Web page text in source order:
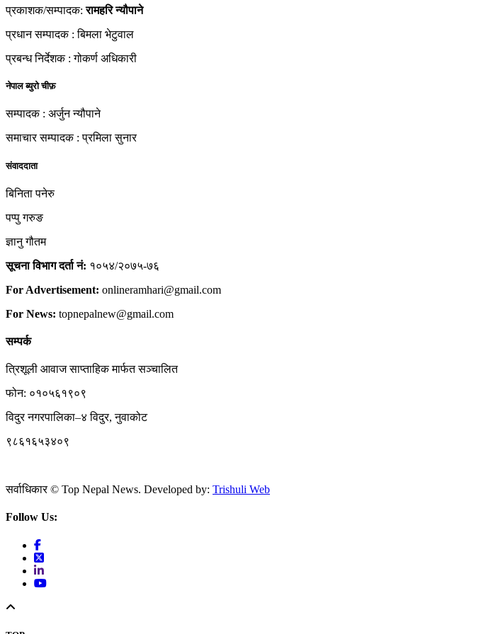
प्रकाशक/सम्पादक:रामहरि न्यौपाने
प्रधान सम्पादक : बिमला भेटुवाल
प्रबन्ध निर्देशक : गोकर्ण अधिकारी
नेपाल ब्युरो चीफ़
सम्पादक : अर्जुन न्यौपाने
समाचार सम्पादक : प्रमिला सुनार
संवाददाता
बिनिता पनेरु
पप्पु गरुङ
ज्ञानु गौतम
सूचना विभाग दर्ता नं: १०५४/२०७५-७६
For Advertisement: onlineramhari@gmail.com
For News: topnepalnew@gmail.com
सम्पर्क
त्रिशूली आवाज साप्ताहिक मार्फत सञ्चालित
फोन: ०१०५६१९०९
विदुर नगरपालिका–४ विदुर, नुवाकोट
९८६१६५३४०९
सर्वाधिकार © Top Nepal News. Developed by: Trishuli Web
Follow Us: